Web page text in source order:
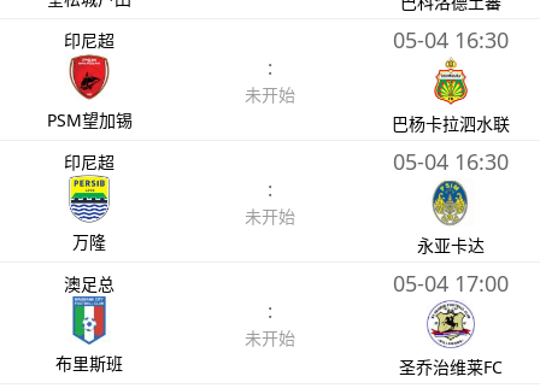
印尼超
PSM望加锡
:
未开始
05-04 16:30
巴杨卡拉泗水联
印尼超
万隆
:
未开始
05-04 16:30
永亚卡达
澳足总
布里斯班
:
未开始
05-04 17:00
圣乔治维莱FC